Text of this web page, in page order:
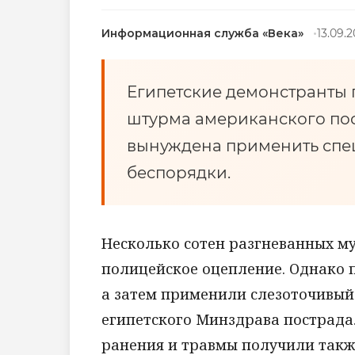
Информационная служба «Века»
Египетские
штурма американского
вынуждена применить
беспорядки.
Несколько сотен разгневанных
полицейское оцепление. Однако
а затем применили
египетского Минздрава
ранения и травмы получили